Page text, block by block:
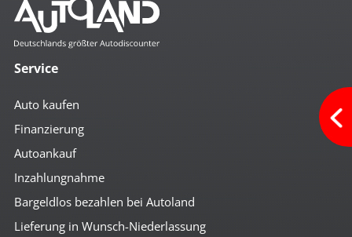
Service
Auto kaufen
Finanzierung
Autoankauf
Inzahlungnahme
Bargeldlos bezahlen bei Autoland
Lieferung in Wunsch-Niederlassung